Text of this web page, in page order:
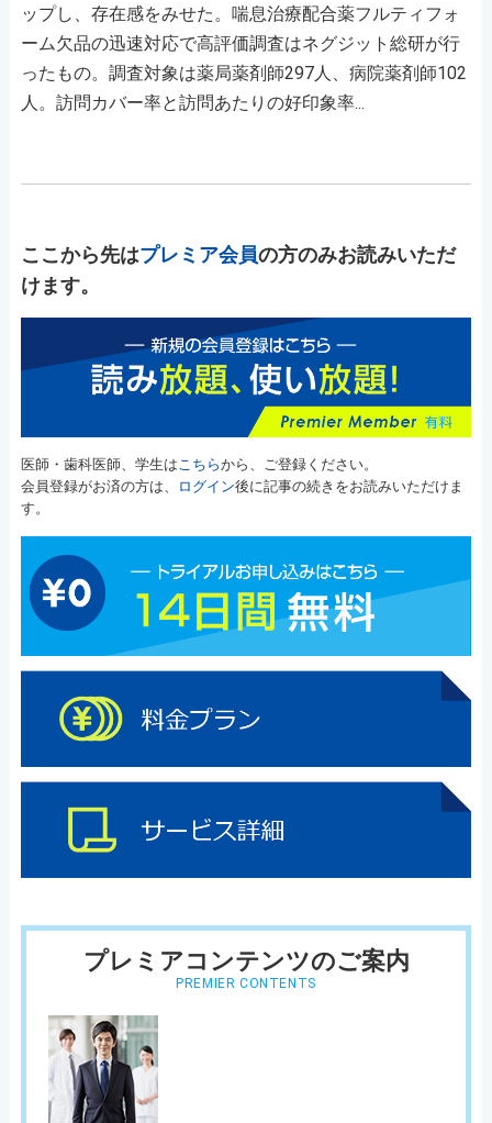
ップし、存在感をみせた。喘息治療配合薬フルティフォ
ーム欠品の迅速対応で高評価調査はネグジット総研が行
ったもの。調査対象は薬局薬剤師297人、病院薬剤師102
人。訪問カバー率と訪問あたりの好印象率...
ここから先はプレミア会員の方のみお読みいただ
けます。
医師・歯科医師、学生は こちらから、ご登録ください。
会員登録がお済の方は、
ログイン後に記事の続きをお読みいただけま
す。
プレミアコンテンツのご案内
PREMIER CONTENTS